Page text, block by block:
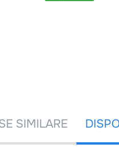
SIMILARE